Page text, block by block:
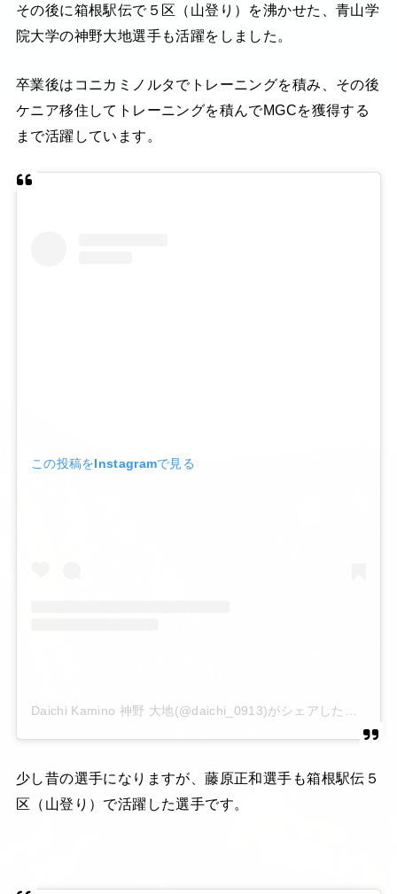
その後に箱根駅伝で５区（山登り）を沸かせた、青山学
院大学の神野大地選手も活躍をしました。
卒業後はコニカミノルタでトレーニングを積み、その後
ケニア移住してトレーニングを積んでMGCを獲得する
まで活躍しています。
この投稿をInstagramで見る
少し昔の選手になりますが、藤原正和選手も箱根駅伝５
区（山登り）で活躍した選手です。